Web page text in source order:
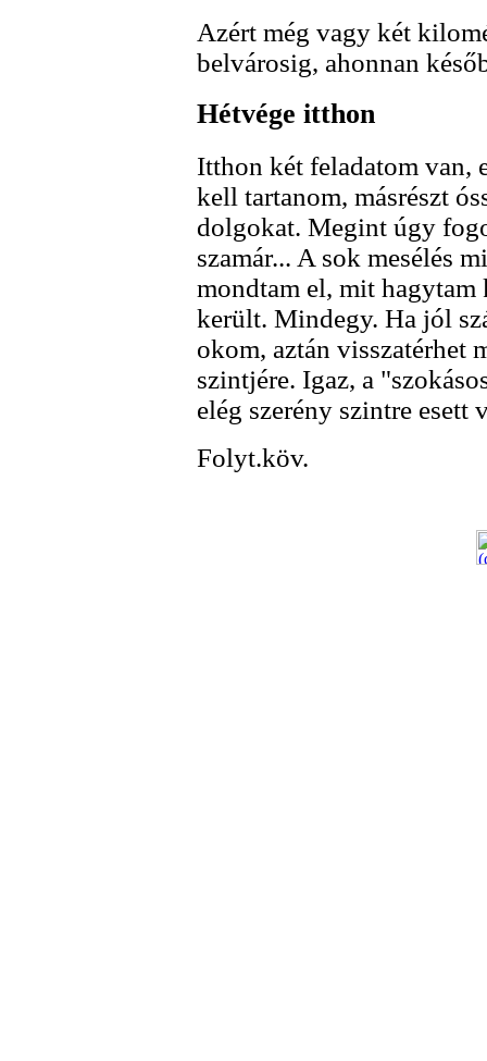
Azért még vagy két
belvárosig, ahonnan
Hétvége itthon
Itthon két feladatom van,
kell tartanom, másrészt
dolgokat. Megint úgy
szamár... A sok mesélés
mondtam el, mit hagytam
került. Mindegy. Ha jól
okom, aztán visszatérhet
szintjére. Igaz, a
elég szerény szintre esett
Folyt.köv.